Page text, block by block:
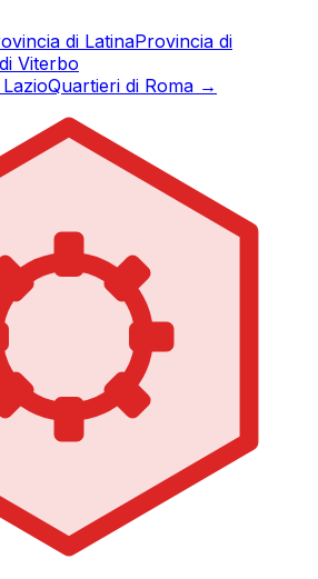
di LatinaProvincia di
Viterbo
Quartieri di Roma →